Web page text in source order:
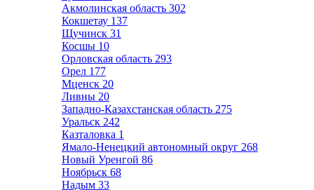
Акмолинская область 302
Кокшетау 137
Щучинск 31
Косшы 10
Орловская область 293
Орел 177
Мценск 20
Ливны 20
Западно-Казахстанская область 275
Уральск 242
Казталовка 1
Ямало-Ненецкий автономный округ 268
Новый Уренгой 86
Ноябрьск 68
Надым 33